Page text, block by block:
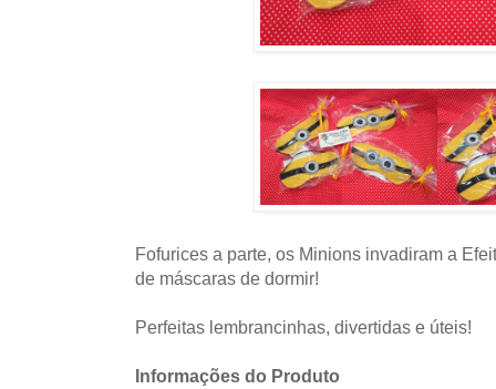
Fofurices a parte, os Minions invadiram a
de máscaras de dormir!
Perfeitas lembrancinhas, divertidas e úteis!
Informações do Produto